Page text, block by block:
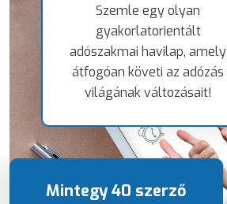
Szemle egy olyan
gyakorlatorientált
adószakmai havilap, amely
átfogóan követi az adózás
világának változásait!
Mintegy 40 szerző